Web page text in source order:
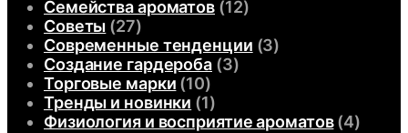
Семейства ароматов(12)
Советы (27)
Современные тенденции (3)
Создание гардероба(3)
Торговые марки (10)
Тренды и новинки (1)
Физиология и восприятие ароматов(4)